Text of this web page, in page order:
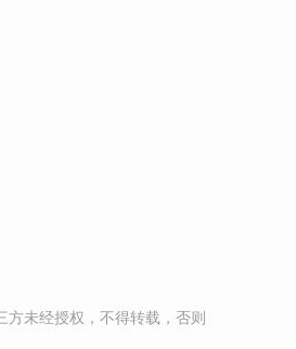
未经授权，不得转载，否则